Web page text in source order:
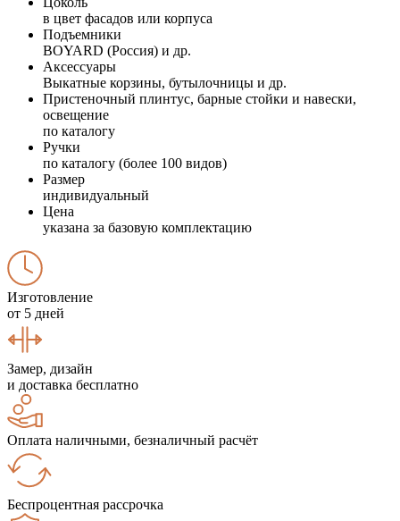
в цвет фасадов или корпуса
Подъемники
BOYARD (Россия) и др.
Аксессуары
Выкатные корзины, бутылочницы и др.
Пристеночный плинтус, барные стойки и навески,
освещение
по каталогу
Ручки
по каталогу (более 100 видов)
Размер
индивидуальный
Цена
указана за базовую комплектацию
Изготовление
от 5 дней
Замер, дизайн
и доставка бесплатно
Оплата наличными, безналичный расчёт
Беспроцентная рассрочка